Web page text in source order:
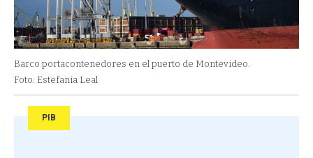
Barco portacontenedores en el puerto de Montevideo.
Foto: Estefania Leal
PIB